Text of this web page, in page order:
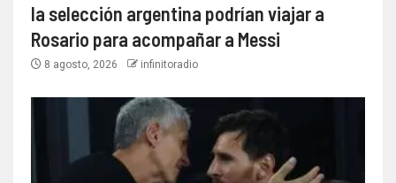
la selección argentina podrían viajar a
Rosario para acompañar a Messi
8 agosto, 2026 infinitoradio